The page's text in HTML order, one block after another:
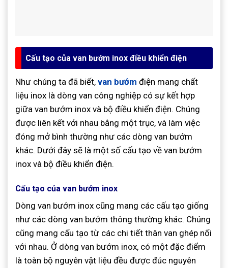
Cấu tạo của van bướm inox điều khiển điện
Như chúng ta đã biết, van bướm điện mang chất
liệu inox là dòng van công nghiệp có sự kết hợp
giữa van bướm inox và bộ điều khiển điện. Chúng
được liên kết với nhau bằng một trục, và làm việc
đóng mở bình thường như các dòng van bướm
khác. Dưới đây sẽ là một số cấu tạo về van bướm
inox và bộ điều khiển điện.
Cấu tạo của van bướm inox
Dòng van bướm inox cũng mang các cấu tạo giống
như các dòng van bướm thông thường khác. Chúng
cũng mang cấu tạo từ các chi tiết thân van ghép nối
với nhau. Ở dòng van bướm inox, có một đặc điểm
là toàn bộ nguyên vật liệu đều được đúc nguyên